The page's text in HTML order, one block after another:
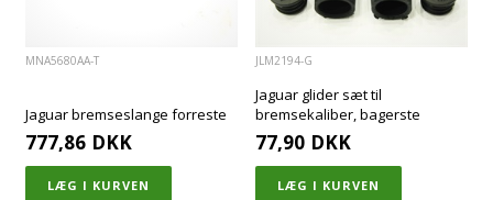
MNA5680AA-T
Jaguar bremseslange forreste
777,86 DKK
JLM2194-G
Jaguar glider sæt til
bremsekaliber, bagerste
77,90 DKK